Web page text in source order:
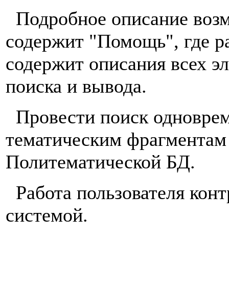
Подробное описание
содержит "Помощь", где
содержит описания всех
поиска и вывода.
Провести поиск
тематическим
Политематической БД.
Работа пользователя
системой.